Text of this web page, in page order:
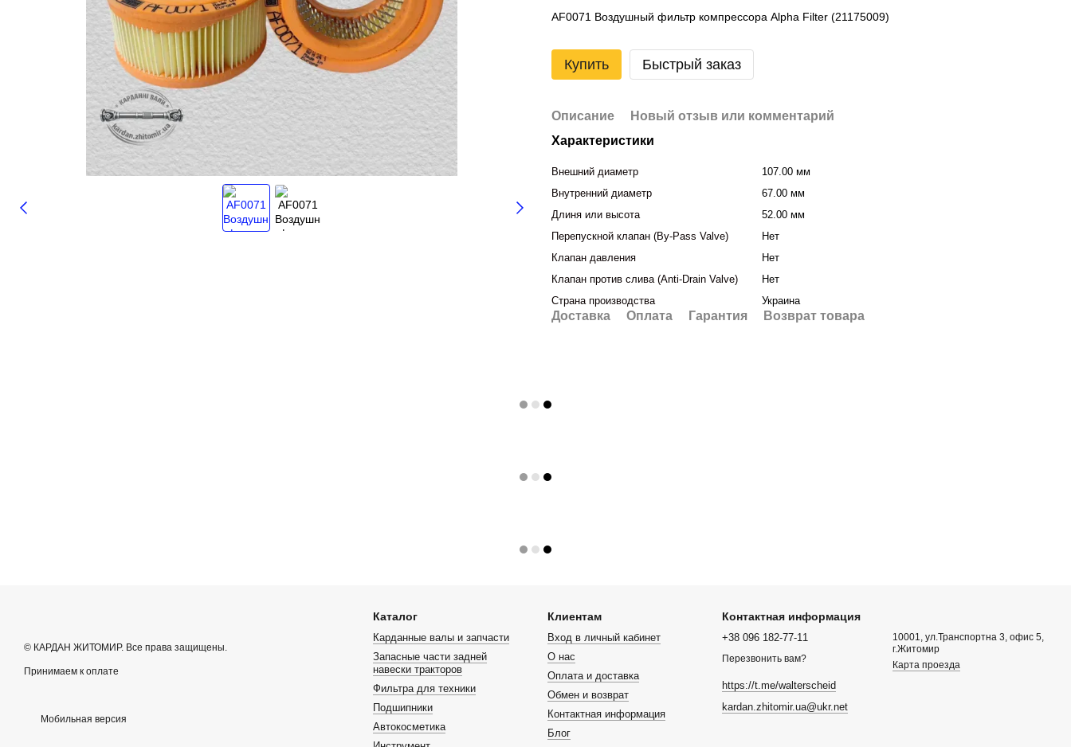
AF0071 Воздушный фильтр компрессора Alpha Filter (21175009)
Купить Быстрый заказ
Описание
Новый отзыв или комментарий
Характеристики
Внешний диаметр
107.00 мм
Внутренний диаметр
67.00 мм
Длиня или высота
52.00 мм
Перепускной клапан (By-Pass Valve)
Нет
Клапан давления
Нет
Клапан против слива (Anti-Drain Valve)
Нет
Страна производства
Украина
Доставка Оплата Гарантия Возврат товара
© КАРДАН ЖИТОМИР. Все права защищены.
Принимаем к оплате
Мобильная версия
Каталог
Карданные валы и запчасти
Запасные части задней
навески тракторов
Фильтра для техники
Подшипники
Автокосметика
Клиентам
Вход в личный кабинет
О нас
Оплата и доставка
Обмен и возврат
Контактная информация
Блог
Контактная информация
+38 096 182-77-11
Перезвонить вам?
https://t.me/walterscheid
kardan.zhitomir.ua@ukr.net
10001, ул.Транспортна 3, офис 5,
г.Житомир
Карта проезда